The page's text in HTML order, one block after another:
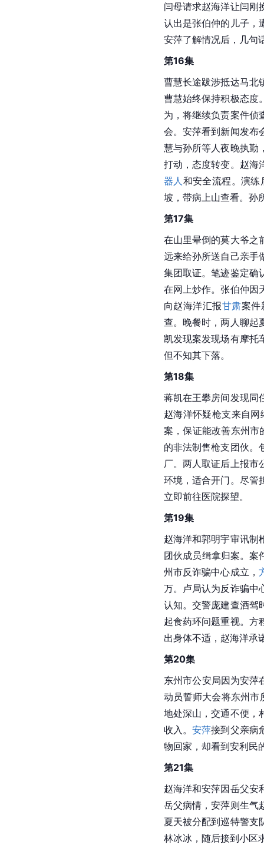
闫母请求赵海洋让闫刚
认出是张伯仲的儿子，
安萍了解情况后，几句
第16集
曹慧长途跋涉抵达马北
曹慧始终保持积极态度
为，将继续负责案件侦
会。安萍看到新闻发布
慧与孙所等人夜晚执勤
打动，态度转变。赵海
器人和安全流程。演
坡，带病上山查看。孙
第17集
在山里晕倒的莫大爷之
远来给孙所送自己亲手
集团取证。笔迹鉴定确
在网上炒作。张伯仲因
向赵海洋汇报甘肃案件
查。晚餐时，两人聊起
凯发现案发现场有摩托
但不知其下落。
第18集
蒋凯在王攀房间发现同
赵海洋怀疑枪支来自
案，保证能改善东州市
的非法制售枪支团伙。
厂。两人取证后上报市
环境，适合开门。尽管
立即前往医院探望。
第19集
赵海洋和郭明宇审讯制
团伙成员缉拿归案。案
州市反诈骗中心成立，
万。卢局认为反诈骗中
认知。交警庞建查酒驾
起食药环问题重视。方
出身体不适，赵海洋承
第20集
东州市公安局因为安萍
动员誓师大会将东州市
地处深山，交通不便，
收入。安萍接到父亲病
物回家，却看到安利民
第21集
赵海洋和安萍因岳父安
岳父病情，安萍则生气
夏天被分配到巡特警支
林冰冰，随后接到小区